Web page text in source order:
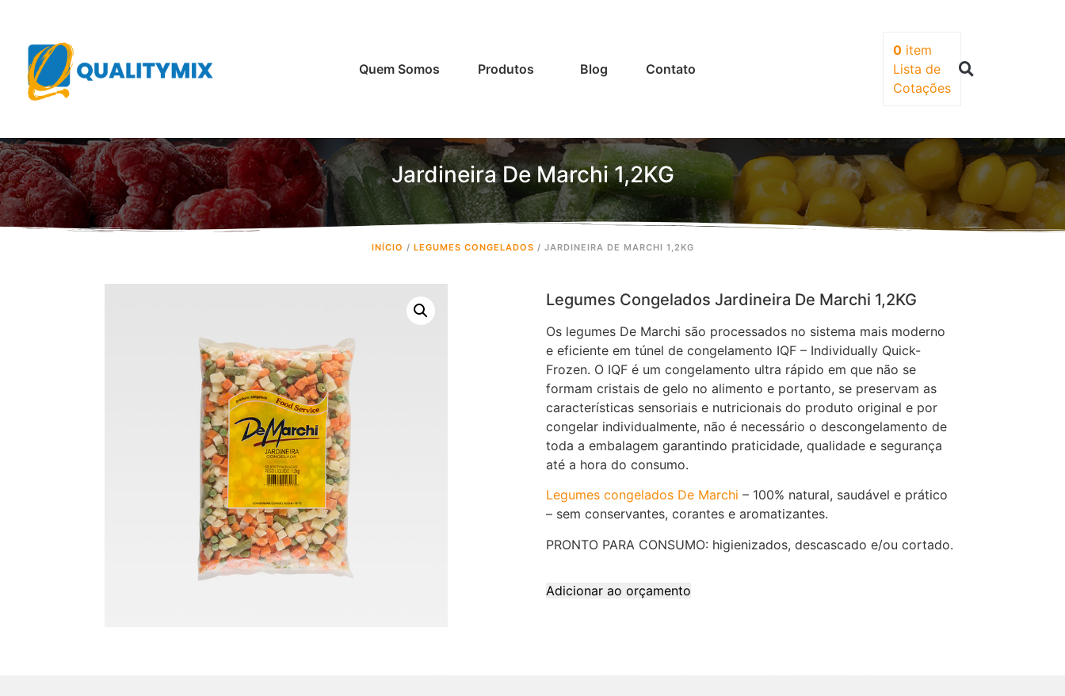
Quem Somos Produtos Blog Contato
0item
Lista de
Cotações
Jardineira De Marchi 1,2KG
INÍCIO / LEGUMES CONGELADOS / JARDINEIRA DE MARCHI 1,2KG
Legumes Congelados Jardineira De Marchi 1,2KG
Os legumes De Marchi são processados no sistema mais moderno
e eficiente em túnel de congelamento IQF – Individually Quick-
Frozen. O IQF é um congelamento ultra rápido em que não se
formam cristais de gelo no alimento e portanto, se preservam as
características sensoriais e nutricionais do produto original e por
congelar individualmente, não é necessário o descongelamento de
toda a embalagem garantindo praticidade, qualidade e segurança
até a hora do consumo.
Legumes congelados De Marchi – 100% natural, saudável e prático
– sem conservantes, corantes e aromatizantes.
PRONTO PARA CONSUMO: higienizados, descascado e/ou cortado.
Adicionar ao orçamento